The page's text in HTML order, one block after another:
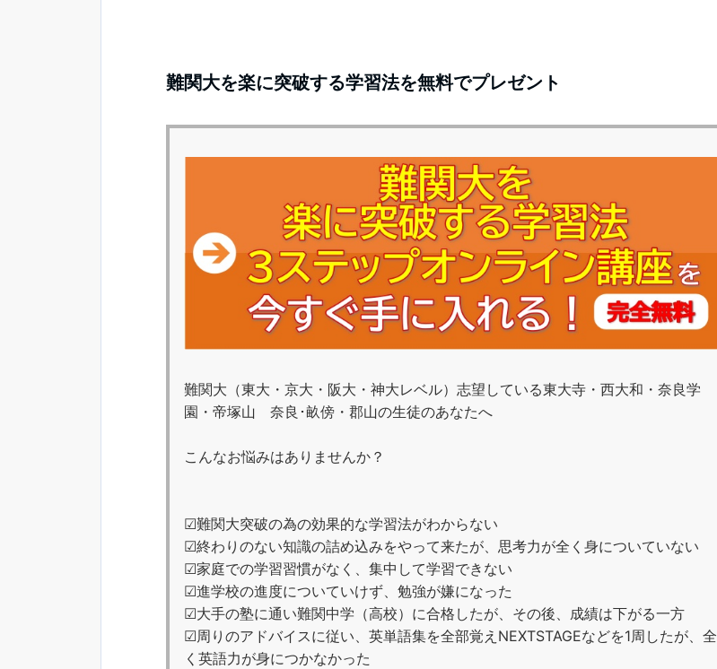
難関大を楽に突破する学習法を無料でプレゼント
難関大（東大・京大・阪大・神大レベル）志望している東大寺・西大和・奈良学
園・帝塚山 奈良･畝傍・郡山の生徒のあなたへ
こんなお悩みはありませんか？
☑難関大突破の為の効果的な学習法がわからない
☑終わりのない知識の詰め込みをやって来たが、思考力が全く身についていない
☑家庭での学習習慣がなく、集中して学習できない
☑進学校の進度についていけず、勉強が嫌になった
☑大手の塾に通い難関中学（高校）に合格したが、その後、成績は下がる一方
☑周りのアドバイスに従い、英単語集を全部覚えNEXTSTAGEなどを1周したが、全
く英語力が身につかなかった